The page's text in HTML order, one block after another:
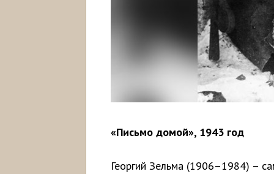
«Письмо домой», 1943 год
Георгий Зельма (1906–1984) –